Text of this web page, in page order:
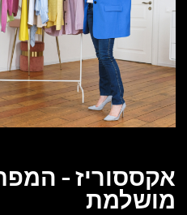
אקססוריז –
מושלמת